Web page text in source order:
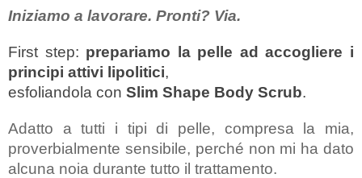
Iniziamo a lavorare. Pronti? Via.
First step: prepariamo la pelle ad accogliere i
principi attivi lipolitici,
esfoliandola con Slim Shape Body Scrub.
Adatto a tutti i tipi di pelle, compresa la mia,
proverbialmente sensibile, perché non mi ha dato
alcuna noia durante tutto il trattamento.